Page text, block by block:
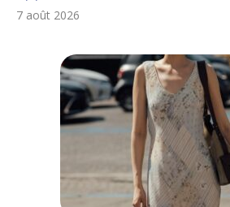
7 août 2026